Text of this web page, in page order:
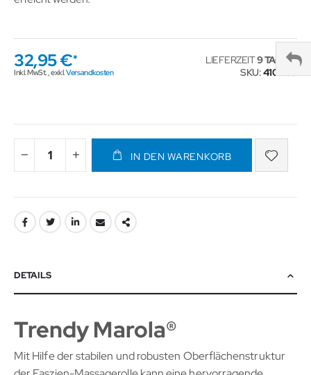
32,95 €
Inkl. MwSt.,exkl.Versandkosten
LIEFERZEIT9 TAGE
SKU 410089
IN DEN WARENKORB
DETAILS
Trendy Marola®
Mit Hilfe der stabilen und robusten Oberflächenstruktur